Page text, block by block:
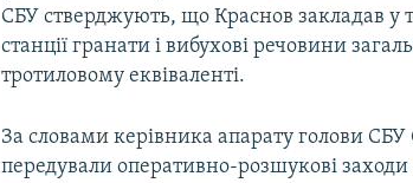
СБУ стверджують, що Краснов закладав у
станції гранати і вибухові речовини
тротиловому еквіваленті.
За словами керівника апарату голови
передували оперативно-розшукові